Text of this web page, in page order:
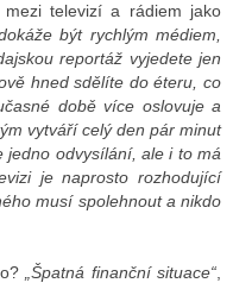
televizí a rádiem jako
být rychlým médiem,
reportáž vyjedete jen
hned sdělíte do éteru, co
době více oslovuje a
vytváří celý den pár minut
jedno odvysílání, ale i to má
je naprosto rozhodující
musí spolehnout a nikdo
„Špatná finanční situace“